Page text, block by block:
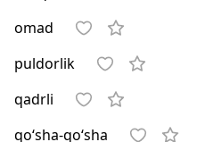
omad
puldorlik
qadrli
qo‘sha-qo‘sha